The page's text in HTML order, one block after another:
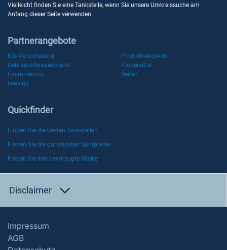
Vielleicht finden Sie eine Tankstelle, wenn Sie unsere Umkreissuche am
Anfang dieser Seite verwenden.
Partnerangebote
Kfz-Versicherung
Produktvergleich
Gebrauchtwagenmarkt
Kindersitze
Finanzierung
Reifen
Leasing
Quickfinder
Finden Sie die besten Tankstellen
Finden Sie die günstigsten Spritpreise
Finden Sie Ihre bevorzugte Marke
Disclaimer
Impressum
AGB